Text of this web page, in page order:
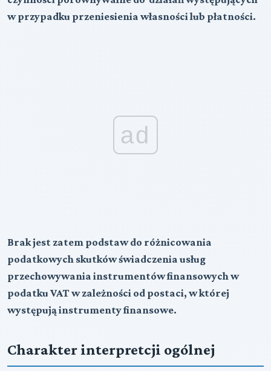
w przypadku przeniesienia własności lub płatności.
ad
Brak jest zatem podstaw do różnicowania
podatkowych skutków świadczenia usług
przechowywania instrumentów finansowych w
podatku VAT w zależności od postaci, w której
występują instrumenty finansowe.
Charakter interpretcji ogólnej